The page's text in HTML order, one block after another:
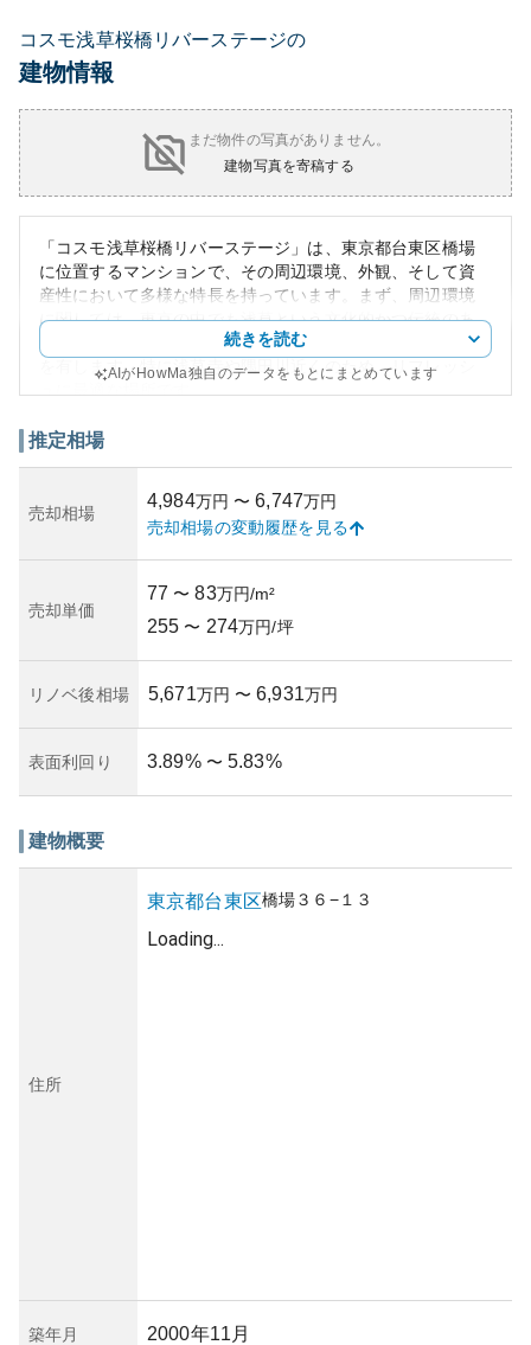
コスモ浅草桜橋リバーステージの
建物情報
まだ物件の写真がありません。
建物写真を寄稿する
「コスモ浅草桜橋リバーステージ」は、東京都台東区橋場
に位置するマンションで、その周辺環境、外観、そして資
産性において多様な特長を持っています。まず、周辺環境
に関しては、東京の中でも浅草という文化的かつ伝統のあ
るエリアに位置し、歴史的な観光地や便利な交通アクセス
を有します。特に浅草寺や隅田川近くのため、リフレッシ
調和した設計が魅力的です。建物自体は堅牢であり、防災
動産としての安定した価値を持っています。建物の築年数
や管理状況からも、将来的な売買を考える上で非常に有利
です。具体的には、推定相場や利益率などが市場に比べて
所有リスクについてですが、市場の変動による価格の変遷
や将来的な修繕費用、老朽化による価値の下落などの一般
続きを読む
AIがHowMa独自のデータをもとにまとめています
推定相場
売却相場
4,984万円 〜 6,747万円
売却相場の変動履歴を見る
売却単価
77 〜 83万円/m²
255 〜 274万円/坪
リノベ後相場 5,671万円 〜 6,931万円
表面利回り 3.89% 〜 5.83%
建物概要
住所
東京都台東区橋場３６−１３
Loading...
築年月 2000年11月